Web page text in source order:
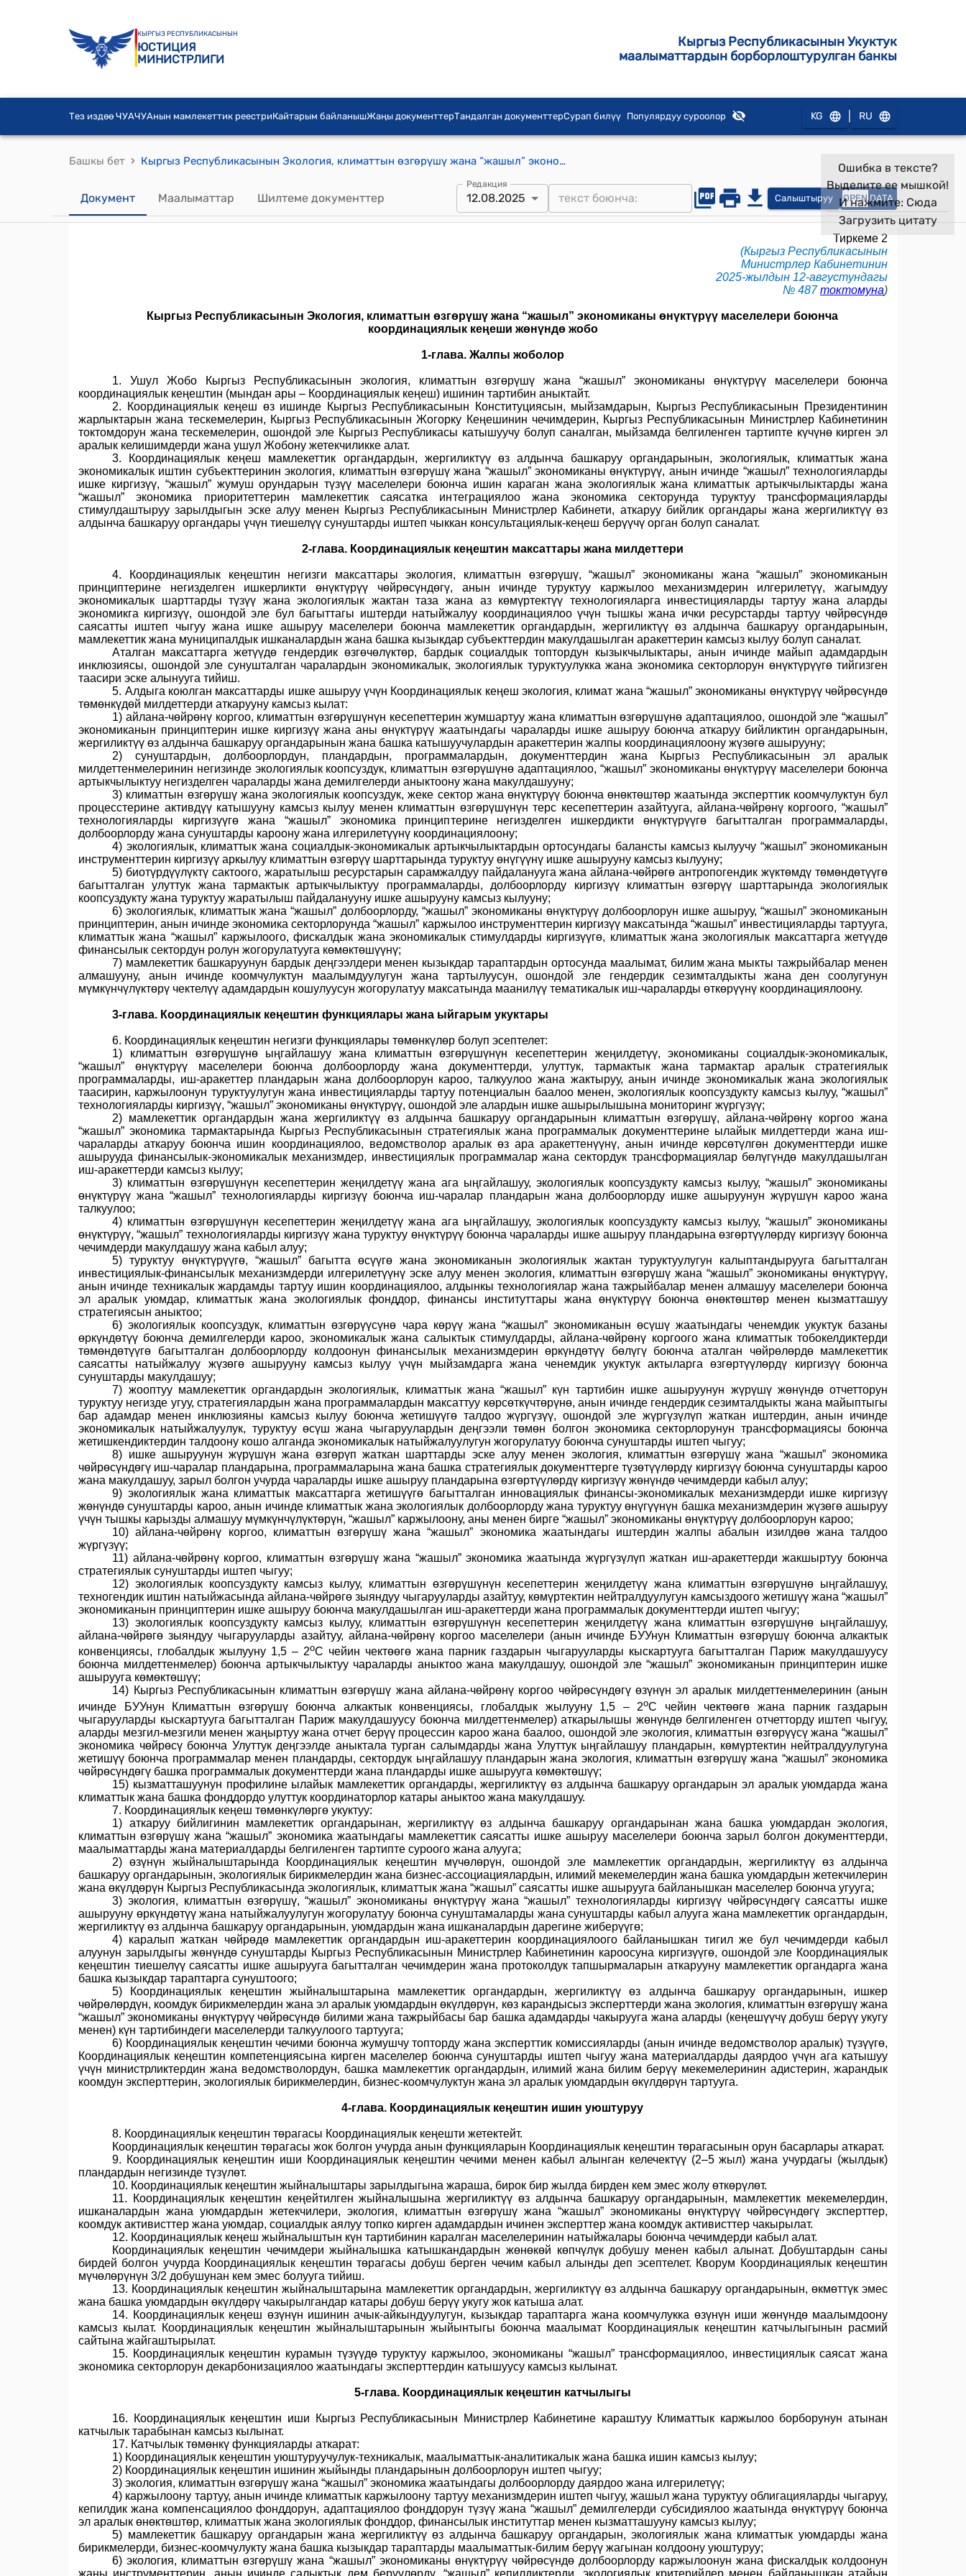
КЫРГЫЗ РЕСПУБЛИКАСЫНЫН
ЮСТИЦИЯ
МИНИСТРЛИГИ
Кыргыз Республикасынын Укуктук
маалыматтардын борборлоштурулган банкы
Тез издөө ЧУАЧУАнын мамлекеттик реестриКайтарым байланышЖаңы документтерТандалган документтерСурап билүү Популярдуу суроолор KG RU
Башкы бет › Кыргыз Республикасынын Экология, климаттын өзгөрүшү жана “жашыл” экономиканы өнүктүрүү маселелери боюнча координациялык кеңеши жөнүндө жобо (Кыргыз РеспубликасынынМинистрлер Кабинетинин2025-жылдын 12-августундагы№ 487 токтомуна)
Документ Маалыматтар Шилтеме документтер
Редакция
12.08.2025 Салыштыруу OPEN DATA
Ошибка в тексте?
Выделите ее мышкой!
И нажмите: Сюда
Загрузить цитату